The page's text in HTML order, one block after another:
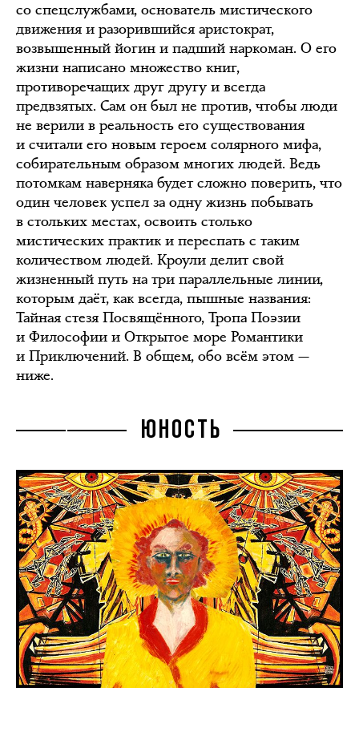
со спецслужбами, основатель мистического
движения и разорившийся аристократ,
возвышенный йогин и падший наркоман. О его
жизни написано множество книг,
противоречащих друг другу и всегда
предвзятых. Сам он был не против, чтобы люди
не верили в реальность его существования
и считали его новым героем солярного мифа,
собирательным образом многих людей. Ведь
потомкам наверняка будет сложно поверить, что
один человек успел за одну жизнь побывать
в стольких местах, освоить столько
мистических практик и переспать с таким
количеством людей. Кроули делит свой
жизненный путь на три параллельные линии,
которым даёт, как всегда, пышные названия:
Тайная стезя Посвящённого, Тропа Поэзии
и Философии и Открытое море Романтики
и Приключений. В общем, обо всём этом —
ниже.
ЮНОСТЬ